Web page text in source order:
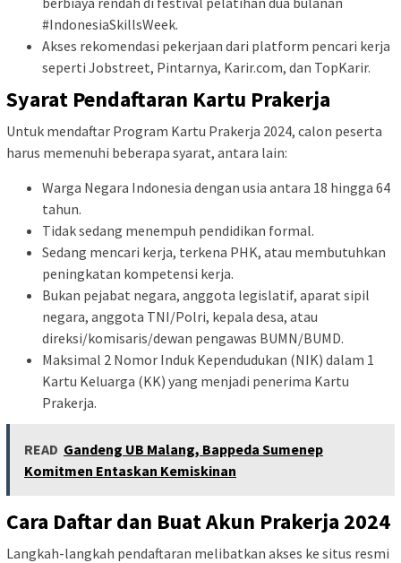
#IndonesiaSkillsWeek.
Akses rekomendasi pekerjaan dari platform pencari kerja
seperti Jobstreet, Pintarnya, Karir.com, dan TopKarir.
Syarat Pendaftaran Kartu Prakerja
Untuk mendaftar Program Kartu Prakerja 2024, calon peserta
harus memenuhi beberapa syarat, antara lain:
Warga Negara Indonesia dengan usia antara 18 hingga 64
tahun.
Tidak sedang menempuh pendidikan formal.
Sedang mencari kerja, terkena PHK, atau membutuhkan
peningkatan kompetensi kerja.
Bukan pejabat negara, anggota legislatif, aparat sipil
negara, anggota TNI/Polri, kepala desa, atau
direksi/komisaris/dewan pengawas BUMN/BUMD.
Maksimal 2 Nomor Induk Kependudukan (NIK) dalam 1
Kartu Keluarga (KK) yang menjadi penerima Kartu
Prakerja.
READ Gandeng UB Malang, Bappeda Sumenep
Komitmen Entaskan Kemiskinan
Cara Daftar dan Buat Akun Prakerja 2024
Langkah-langkah pendaftaran melibatkan akses ke situs resmi